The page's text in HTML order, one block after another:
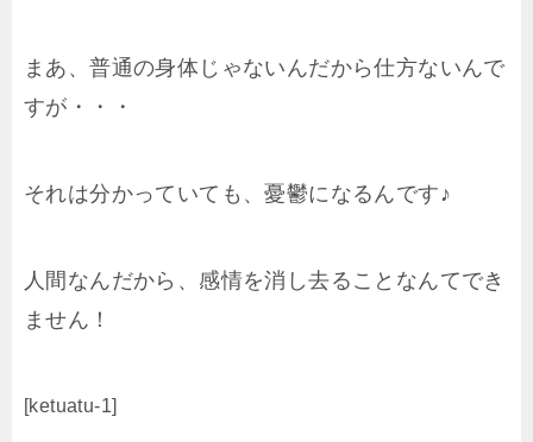
まあ、普通の身体じゃないんだから仕方ないんで
すが・・・
それは分かっていても、憂鬱になるんです♪
人間なんだから、感情を消し去ることなんてでき
ません！
[ketuatu-1]